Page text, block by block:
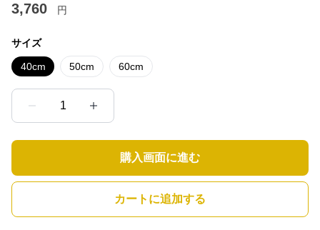
3,760 円
サイズ
40cm 50cm 60cm
1
購入画面に進む
カートに追加する